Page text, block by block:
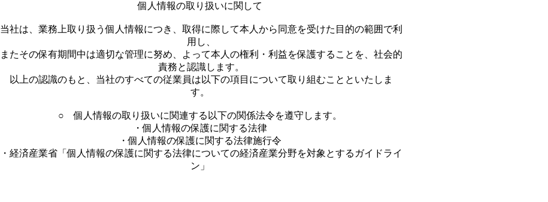
個人情報の取り扱いに関して
当社は、業務上取り扱う個人情報につき、取得に際して本人から同意を受けた目的の範囲で利
用し、
またその保有期間中は適切な管理に努め、よって本人の権利・利益を保護することを、社会的
責務と認識します。
以上の認識のもと、当社のすべての従業員は以下の項目について取り組むことといたしま
す。
○ 個人情報の取り扱いに関連する以下の関係法令を遵守します。
・個人情報の保護に関する法律
・個人情報の保護に関する法律施行令
・経済産業省「個人情報の保護に関する法律についての経済産業分野を対象とするガイドライ
ン」